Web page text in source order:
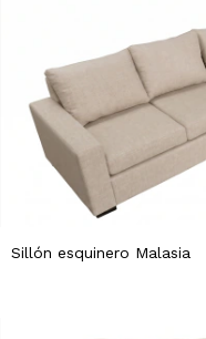
Sillón esquinero Malasia